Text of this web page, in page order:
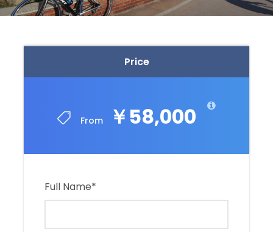
Price
From ￥58,000
Full Name*